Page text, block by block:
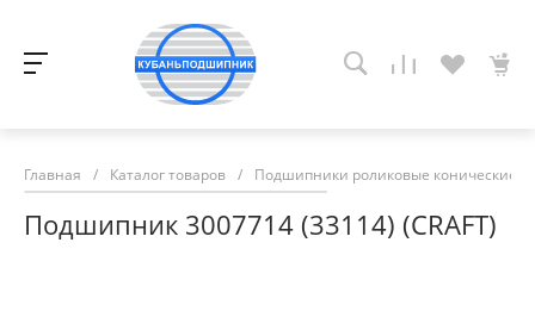
Главная / Каталог товаров / Подшипники роликовые конические
Подшипник 3007714 (33114) (CRAFT)